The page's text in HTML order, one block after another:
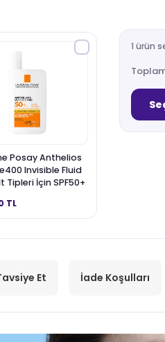
Posay Anthelios
Invisible Fluid
Tipleri İçin SPF50+
Kremi 50 ml
TL
1 ürün
Et İade Koşulları